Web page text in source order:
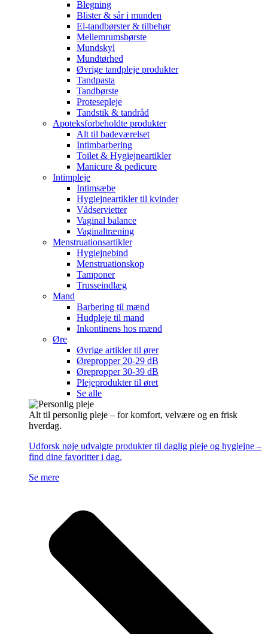
Blegning
Blister & sår i munden
El-tandbørster & tilbehør
Mellemrumsbørste
Mundskyl
Mundtørhed
Øvrige tandpleje produkter
Tandpasta
Tandbørste
Protesepleje
Tandstik & tandråd
Apoteksforbeholdte produkter
Alt til badeværelset
Intimbarbering
Toilet & Hygiejneartikler
Manicure & pedicure
Intimpleje
Intimsæbe
Hygiejneartikler til kvinder
Vådservietter
Vaginal balance
Vaginaltræning
Menstruationsartikler
Hygiejnebind
Menstruationskop
Tamponer
Trusseindlæg
Mand
Barbering til mænd
Hudpleje til mand
Inkontinens hos mænd
Øre
Øvrige artikler til ører
Ørepropper 20-29 dB
Ørepropper 30-39 dB
Plejeprodukter til øret
Se alle
Alt til personlig pleje – for komfort, velvære og en frisk
hverdag.
Udforsk nøje udvalgte produkter til daglig pleje og hygiejne –
find dine favoritter i dag.
Se mere